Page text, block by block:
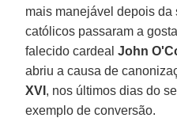
mais manejável depois da
católicos passaram a
falecido cardealJohn
abriu a causa de
XVI , nos últimos dias do
exemplo de conversão.